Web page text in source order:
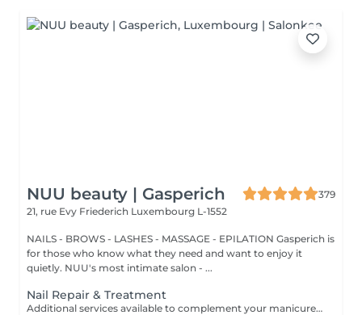
NUU beauty | Gasperich
379
21, rue Evy Friederich Luxembourg L-1552
NAILS - BROWS - LASHES - MASSAGE - EPILATION Gasperich is
for those who know what they need and want to enjoy it
quietly. NUU's most intimate salon - ...
Nail Repair & Treatment
Additional services available to complement your manicure or as standalone treatments. Nail Repair per nail (during service) Minor repair of a single nail (small crack, local damage or broken nail). This option can be added multiple times if more than one nail requires repair. Charged at 3€ per nail for Manicure with Gel Polish services. Nail Repair per nail (walk-in) Repair of one nail without manicure or polish application. Suitable for clients booking a repair only. Onycholysis Treatment per nail Targeted care for nails affected by onycholysis. Performed without polish to support healthy nail recovery. IBX Nail Repair System Professional nail treatment designed to strengthen and restore natural nails. Can be booked alone or combined with gel removal for deeper repair. Gel Polish Removal Gentle and careful removal of gel polish.